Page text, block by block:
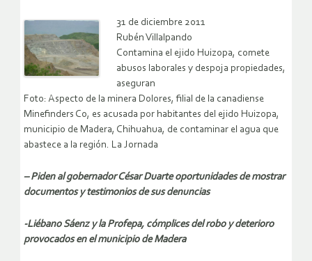
31 de diciembre 2011
Rubén Villalpando
Contamina el ejido Huizopa, comete
abusos laborales y despoja propiedades,
aseguran
Foto: Aspecto de la minera Dolores, filial de la canadiense
Minefinders Co, es acusada por habitantes del ejido Huizopa,
municipio de Madera, Chihuahua, de contaminar el agua que
abastece a la región. La Jornada
– Piden al gobernador César Duarte oportunidades de mostrar
documentos y testimonios de sus denuncias
-Liébano Sáenz y la Profepa, cómplices del robo y deterioro
provocados en el municipio de Madera